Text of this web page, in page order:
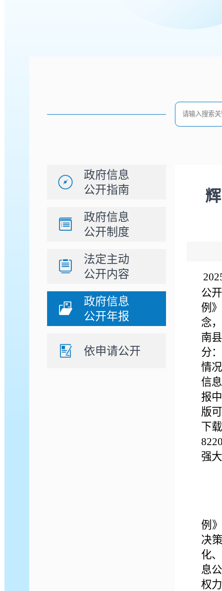
政府信息
公开指南
政府信息
公开制度
法定主动
公开内容
政府信息
公开年报
依申请公开
公
例
念
南
分
情
信
报
版
下
强
例
决
化
息
权